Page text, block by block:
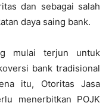
dan sebagai salah
daya saing bank.
mulai terjun untuk
bank tradisional
itu, Otoritas Jasa
menerbitkan POJK